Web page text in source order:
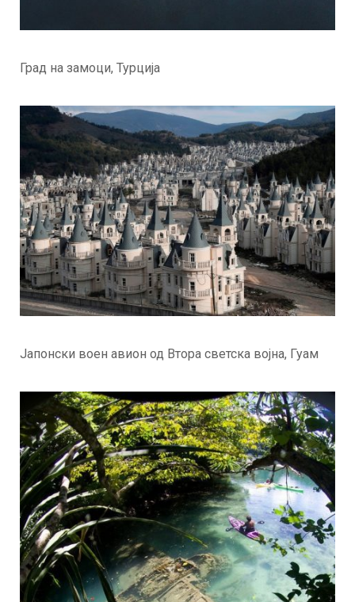
Град на замоци, Турција
Јапонски воен авион од Втора светска војна, Гуам